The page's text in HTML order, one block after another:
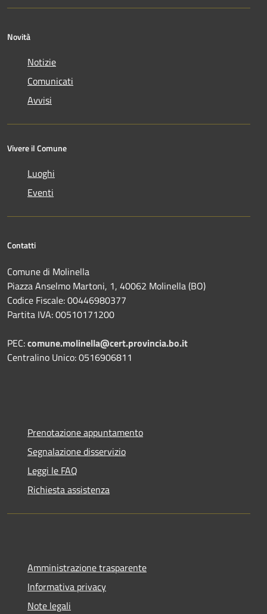
Novità
Notizie
Comunicati
Avvisi
Vivere il Comune
Luoghi
Eventi
Contatti
Comune di Molinella
Piazza Anselmo Martoni, 1, 40062 Molinella (BO)
Codice Fiscale: 00446980377
Partita IVA: 00510171200
PEC:comune.molinella@cert.provincia.bo.it
Centralino Unico: 0516906811
Prenotazione appuntamento
Segnalazione disservizio
Leggi le FAQ
Richiesta assistenza
Amministrazione trasparente
Informativa privacy
Note legali